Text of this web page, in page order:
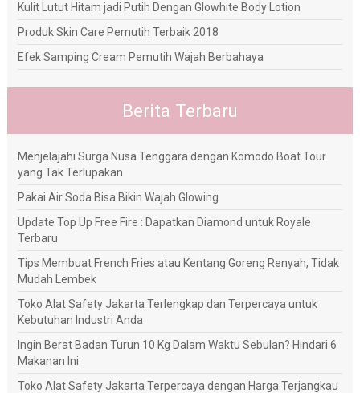
Kulit Lutut Hitam jadi Putih Dengan Glowhite Body Lotion
Produk Skin Care Pemutih Terbaik 2018
Efek Samping Cream Pemutih Wajah Berbahaya
Berita Terbaru
Menjelajahi Surga Nusa Tenggara dengan Komodo Boat Tour
yang Tak Terlupakan
Pakai Air Soda Bisa Bikin Wajah Glowing
Update Top Up Free Fire : Dapatkan Diamond untuk Royale
Terbaru
Tips Membuat French Fries atau Kentang Goreng Renyah, Tidak
Mudah Lembek
Toko Alat Safety Jakarta Terlengkap dan Terpercaya untuk
Kebutuhan Industri Anda
Ingin Berat Badan Turun 10 Kg Dalam Waktu Sebulan? Hindari 6
Makanan Ini
Toko Alat Safety Jakarta Terpercaya dengan Harga Terjangkau